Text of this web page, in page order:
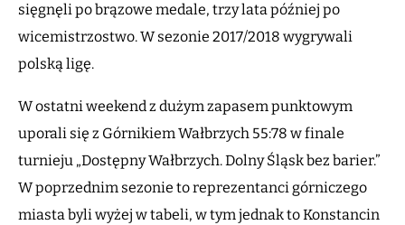
sięgnęli po brązowe medale, trzy lata później po
wicemistrzostwo. W sezonie 2017/2018 wygrywali
polską ligę.
W ostatni weekend z dużym zapasem punktowym
uporali się z Górnikiem Wałbrzych 55:78 w finale
turnieju „Dostępny Wałbrzych. Dolny Śląsk bez barier.”
W poprzednim sezonie to reprezentanci górniczego
miasta byli wyżej w tabeli, w tym jednak to Konstancin